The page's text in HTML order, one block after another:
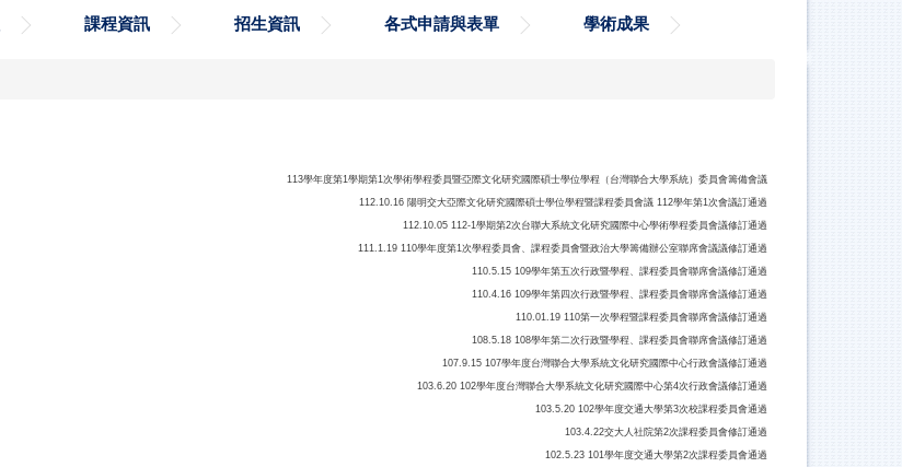
課程資訊 招生資訊 各式申請與表單 學術成果
113學年度第1學期第1次學術學程委員暨亞際文化研究國際碩士學位學程（台灣聯合大學系統）委員會籌備會議
112.10.16 陽明交大亞際文化研究國際碩士學位學程暨課程委員會議 112學年第1次會議訂通過
112.10.05 112-1學期第2次台聯大系統文化研究國際中心學術學程委員會議修訂通過
111.1.19 110學年度第1次學程委員會、課程委員會暨政治大學籌備辦公室聯席會議議修訂通過
110.5.15 109學年第五次行政暨學程、課程委員會聯席會議修訂通過
110.4.16 109學年第四次行政暨學程、課程委員會聯席會議修訂通過
110.01.19 110第一次學程暨課程委員會聯席會議修訂通過
108.5.18 108學年第二次行政暨學程、課程委員會聯席會議修訂通過
107.9.15 107學年度台灣聯合大學系統文化研究國際中心行政會議修訂通過
103.6.20 102學年度台灣聯合大學系統文化研究國際中心第4次行政會議修訂通過
103.5.20 102學年度交通大學第3次校課程委員會通過
103.4.22交大人社院第2次課程委員會修訂通過
102.5.23 101學年度交通大學第2次課程委員會通過